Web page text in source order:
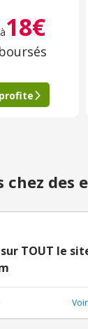
18€
chez des
TOUT le